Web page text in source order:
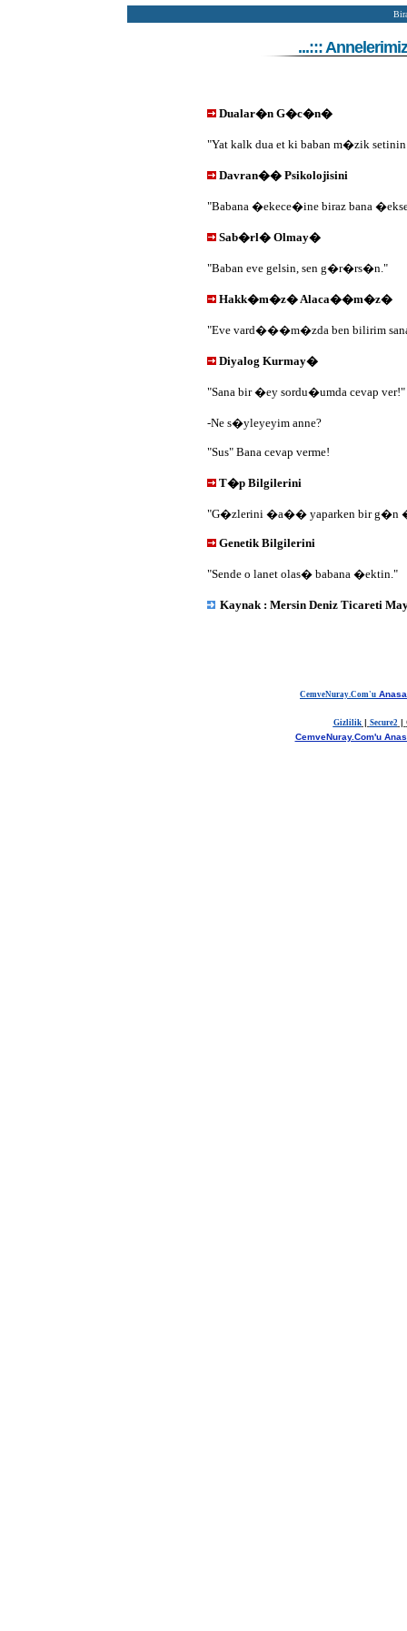
...:::
Dualar�n G�c�n�
"Yat kalk dua et ki baban m�zik
Davran�� Psikolojisini
"Babana �ekece�ine biraz bana
Sab�rl� Olmay�
"Baban eve gelsin, sen g�r�rs�n."
Hakk�m�z� Alaca��m�z�
"Eve vard���m�zda ben bilirim
Diyalog Kurmay�
"Sana bir �ey sordu�umda cevap ver!"
-Ne s�yleyeyim anne?
"Sus" Bana cevap verme!
T�p Bilgilerini
"G�zlerini �a�� yaparken bir g�n
Genetik Bilgilerini
"Sende o lanet olas� babana �ektin."
Kaynak : Mersin Deniz Ticareti
CemveNuray.Com'u
Gizlilik| Secure2 |
CemveNuray.Com'u